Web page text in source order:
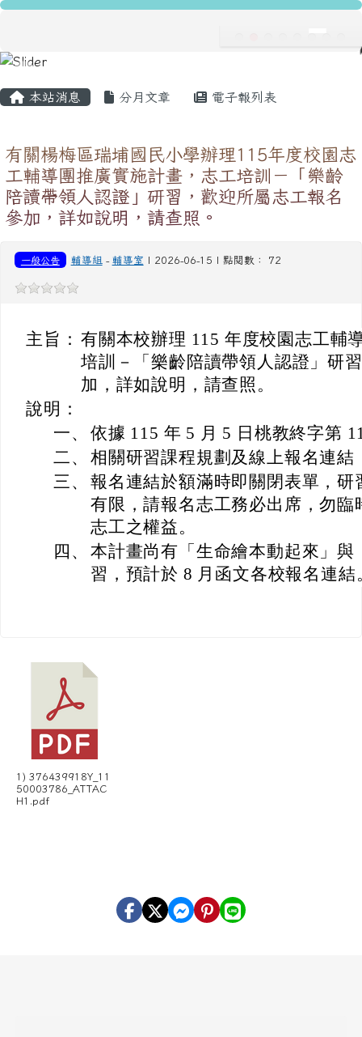
跳至主內容區
龍安國民小學
本站消息 分月文章 電子報列表
有關楊梅區瑞埔國民小學辦理115年度校園志
工輔導團推廣實施計畫，志工培訓－「樂齡
陪讀帶領人認證」研習，歡迎所屬志工報名
參加，詳如說明，請查照。
一般公告 輔導組 - 輔導室 | 2026-06-15 | 點閱數： 72
主旨： 有關本校辦理 115 年度校園志工輔
培訓－「樂齡陪讀帶領人認證」研
加，詳如說明，請查照。
說明：
一、 依據 115 年 5 月 5 日桃教終字第
二、 相關研習課程規劃及線上報名連結
三、 報名連結於額滿時即關閉表單，
有限，請報名志工務必出席，勿
志工之權益。
四、 本計畫尚有「生命繪本動起來」與
習，預計於 8 月函文各校報名連結
1) 376439918Y_11
50003786_ATTAC
H1.pdf